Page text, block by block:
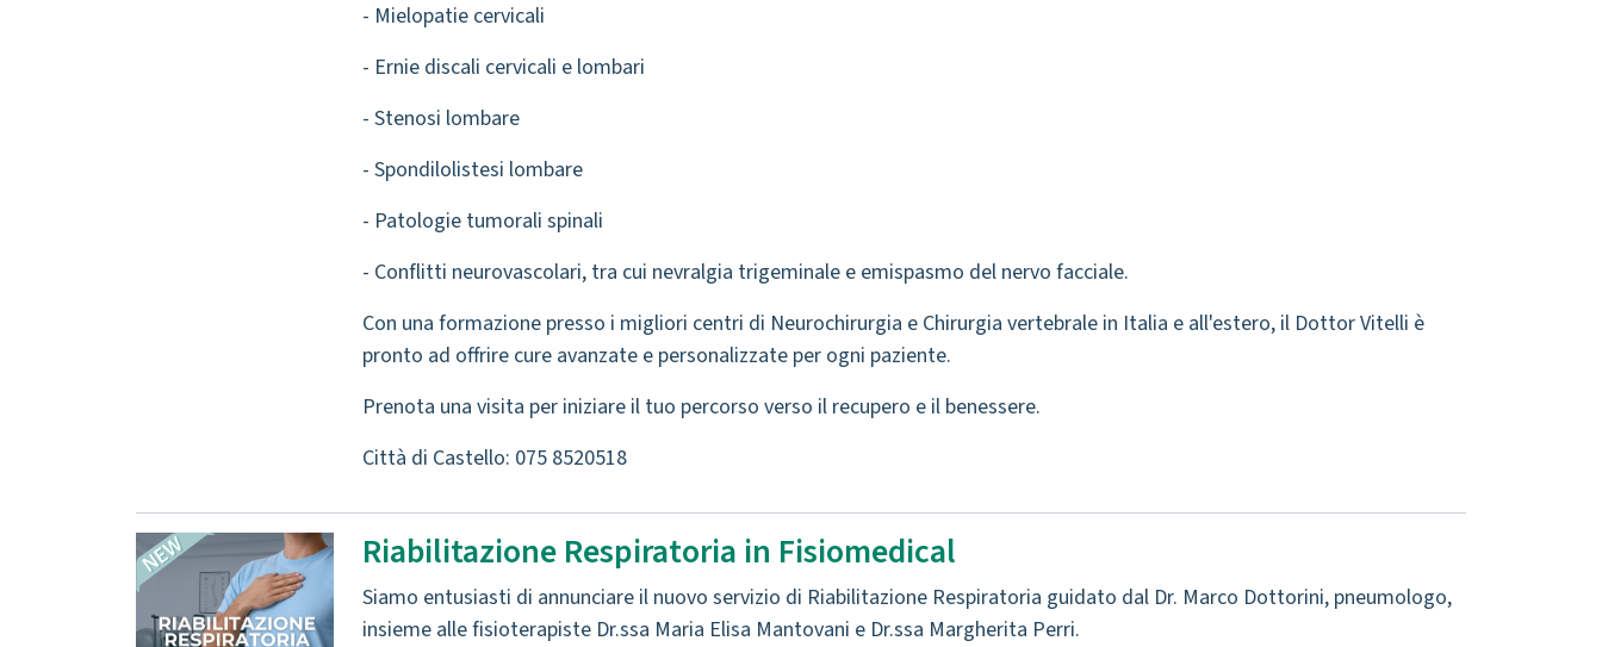
- Mielopatie cervicali
- Ernie discali cervicali e lombari
- Stenosi lombare
- Spondilolistesi lombare
- Patologie tumorali spinali
- Conflitti neurovascolari, tra cui nevralgia trigeminale e emispasmo del nervo facciale.
Con una formazione presso i migliori centri di Neurochirurgia e Chirurgia vertebrale in Italia e all'estero, il Dottor Vitelli è
pronto ad offrire cure avanzate e personalizzate per ogni paziente.
Prenota una visita per iniziare il tuo percorso verso il recupero e il benessere.
Città di Castello: 075 8520518
Riabilitazione Respiratoria in Fisiomedical
Siamo entusiasti di annunciare il nuovo servizio di Riabilitazione Respiratoria guidato dal Dr. Marco Dottorini, pneumologo,
insieme alle fisioterapiste Dr.ssa Maria Elisa Mantovani e Dr.ssa Margherita Perri.